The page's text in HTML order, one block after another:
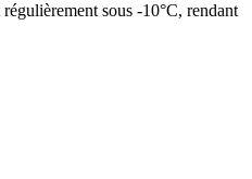
sous -10°C, rendant